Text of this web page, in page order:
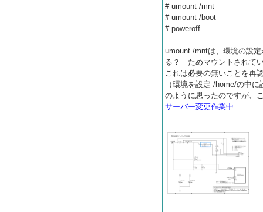
# umount /mnt
# umount /boot
# poweroff
umount /mntは、環境の設
る？ ためマウントされて
これは必要の無いことを再
（環境を設定 /home/の中
のように思ったのですが、
サーバー変更作業中